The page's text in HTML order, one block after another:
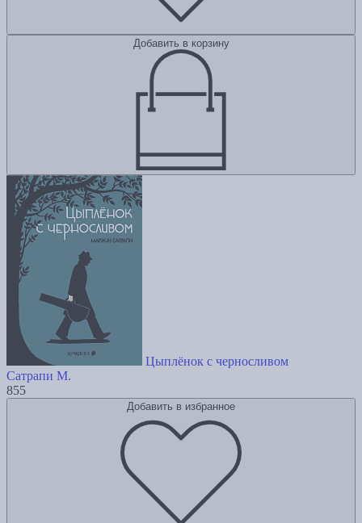
Добавить в корзину
Цыплёнок с черносливом
Сатрапи М.
855
Добавить в избранное